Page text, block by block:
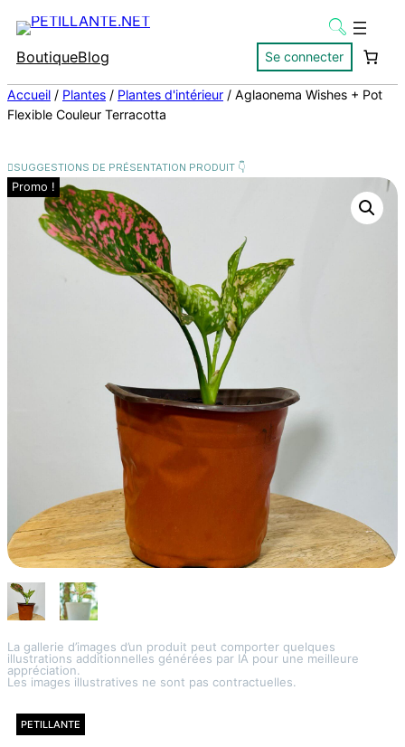
BoutiqueBlog Se connecter
Accueil / Plantes / Plantes d'intérieur / Aglaonema Wishes + Pot
Flexible Couleur Terracotta
Promo !
La gallerie d’images d’un produit peut comporter quelques
illustrations additionnelles générées par IA pour une meilleure
appréciation.
Les images illustratives ne sont pas contractuelles.
PETILLANTE